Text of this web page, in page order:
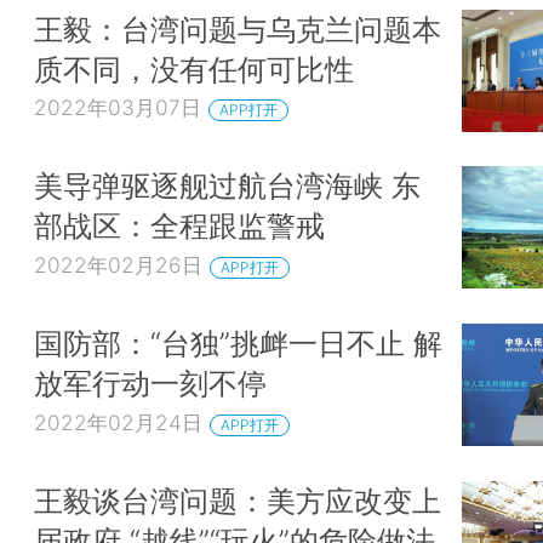
王毅：台湾问题与乌克兰问题本
质不同，没有任何可比性
2022年03月07日 APP打开
美导弹驱逐舰过航台湾海峡 东
部战区：全程跟监警戒
2022年02月26日 APP打开
国防部：“台独”挑衅一日不止 解
放军行动一刻不停
2022年02月24日 APP打开
王毅谈台湾问题：美方应改变上